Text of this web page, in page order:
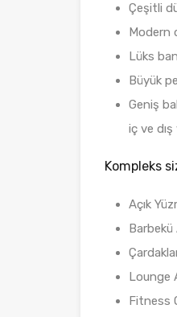
Çeşitli
Modern
Lüks
Büyük
Geniş
iç ve
Kompleks
Açık
Barbekü
Lounge
Fitness